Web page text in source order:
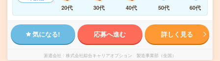
20代
30代 40代 50代 60代
気になる! 応募へ進む 詳しく見る
派遣会社 株式会社綜合キャリアオプション 製造事業部（全国）